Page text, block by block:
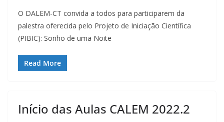
O DALEM-CT convida a todos para participarem da
palestra oferecida pelo Projeto de Iniciação Científica
(PIBIC): Sonho de uma Noite
Read More
Início das Aulas CALEM 2022.2